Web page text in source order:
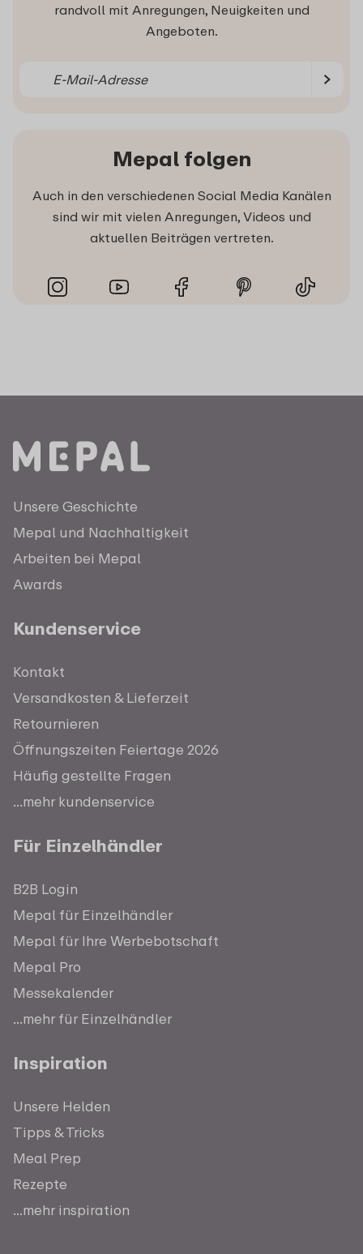
randvoll mit Anregungen, Neuigkeiten und
Angeboten.
Mepal folgen
Auch in den verschiedenen Social Media Kanälen
sind wir mit vielen Anregungen, Videos und
aktuellen Beiträgen vertreten.
Unsere Geschichte
Mepal und Nachhaltigkeit
Arbeiten bei Mepal
Awards
Kundenservice
Kontakt
Versandkosten & Lieferzeit
Retournieren
Öffnungszeiten Feiertage 2026
Häufig gestellte Fragen
...mehr kundenservice
Für Einzelhändler
B2B Login
Mepal für Einzelhändler
Mepal für Ihre Werbebotschaft
Mepal Pro
Messekalender
...mehr für Einzelhändler
Inspiration
Unsere Helden
Tipps & Tricks
Meal Prep
Rezepte
...mehr inspiration